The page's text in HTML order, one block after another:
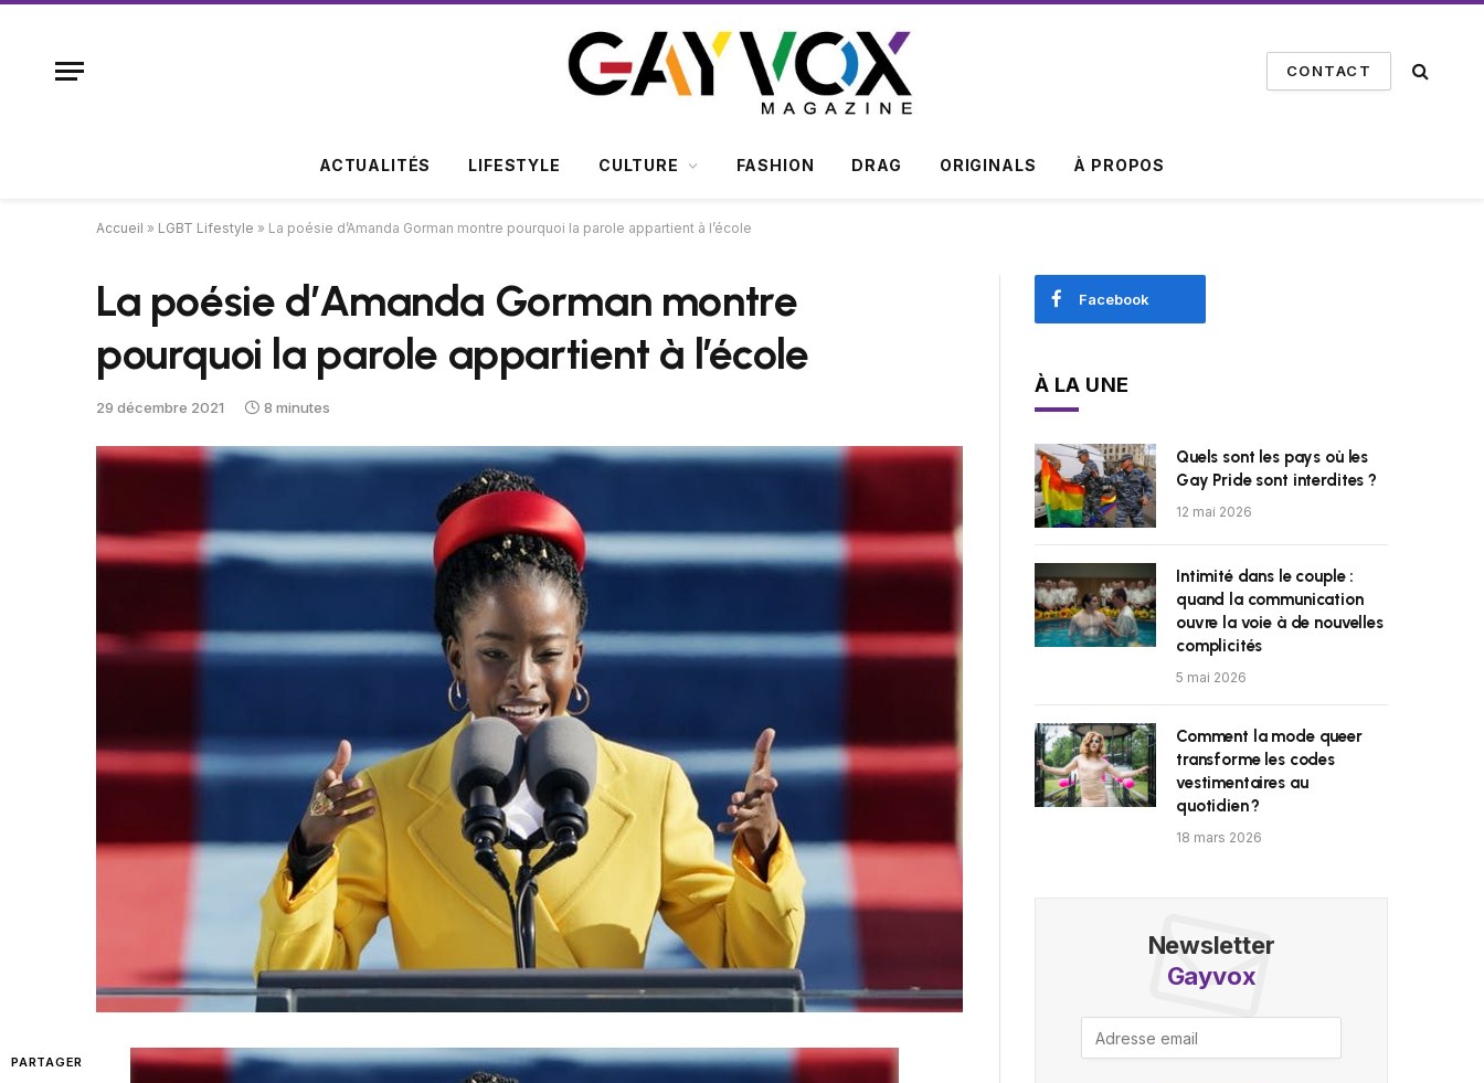
CONTACT
ACTUALITÉS LIFESTYLE CULTURE FASHION DRAG ORIGINALS À PROPOS
Accueil » LGBT Lifestyle » La poésie d’Amanda Gorman montre pourquoi la parole appartient à l’école
La poésie d’Amanda Gorman montre
pourquoi la parole appartient à l’école
29 décembre 2021 8 minutes
PARTAGER
Facebook
À LA UNE
Quels sont les pays où les
Gay Pride sont interdites ?
12 mai 2026
Intimité dans le couple :
quand la communication
ouvre la voie à de nouvelles
complicités
5 mai 2026
Comment la mode queer
transforme les codes
vestimentaires au
quotidien ?
18 mars 2026
Newsletter
Gayvox